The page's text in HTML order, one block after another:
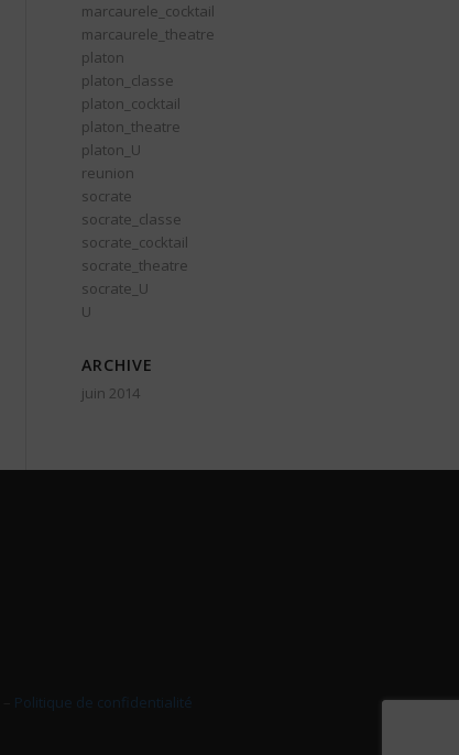
marcaurele_cocktail
marcaurele_theatre
platon
platon_classe
platon_cocktail
platon_theatre
platon_U
reunion
socrate
socrate_classe
socrate_cocktail
socrate_theatre
socrate_U
U
ARCHIVE
juin 2014
Politique de confidentialité